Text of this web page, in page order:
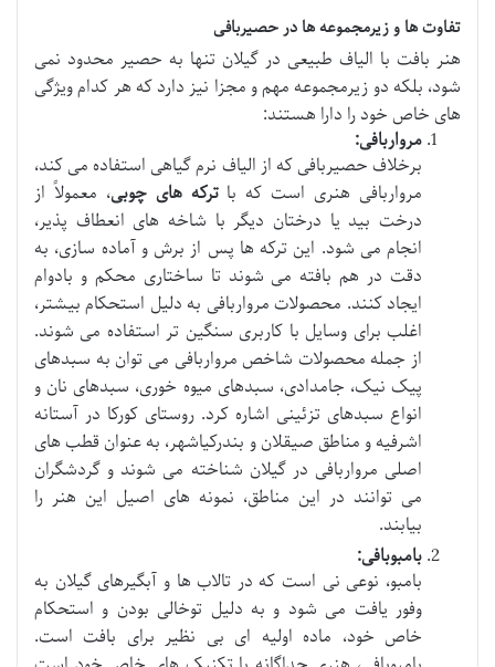
تفاوت ها و زیرمجموعه ها در حصیربافی
هنر بافت با الیاف طبیعی در گیلان تنها به حصیر محدود نمی
شود، بلکه دو زیرمجموعه مهم و مجزا نیز دارد که هر کدام ویژگی
های خاص خود را دارا هستند:
مرواربافی:
برخلاف حصیربافی که از الیاف نرم گیاهی استفاده می کند،
مرواربافی هنری است که باترکه های چوبی، معمولاً از
درخت بید یا درختان دیگر با شاخه های انعطاف پذیر،
انجام می شود. این ترکه ها پس از برش و آماده سازی، به
دقت در هم بافته می شوند تا ساختاری محکم و بادوام
ایجاد کنند. محصولات مرواربافی به دلیل استحکام بیشتر،
اغلب برای وسایل با کاربری سنگین تر استفاده می شوند.
از جمله محصولات شاخص مرواربافی می توان به سبدهای
پیک نیک، جامدادی، سبدهای میوه خوری، سبدهای نان و
انواع سبدهای تزئینی اشاره کرد. روستای کورکا در آستانه
اشرفیه و مناطق صیقلان و بندرکیاشهر، به عنوان قطب های
اصلی مرواربافی در گیلان شناخته می شوند و گردشگران
می توانند در این مناطق، نمونه های اصیل این هنر را
بیابند.
بامبوبافی:
بامبو، نوعی نی است که در تالاب ها و آبگیرهای گیلان به
وفور یافت می شود و به دلیل توخالی بودن و استحکام
خاص خود، ماده اولیه ای بی نظیر برای بافت است.